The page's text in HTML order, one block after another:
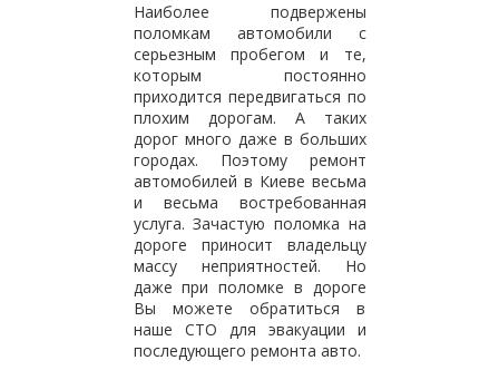
Наиболее подвержены
поломкам автомобили с
серьезным пробегом и те,
которым постоянно
приходится передвигаться по
плохим дорогам. А таких
дорог много даже в больших
городах. Поэтому ремонт
автомобилей в Киеве весьма
и весьма востребованная
услуга. Зачастую поломка на
дороге приносит владельцу
массу неприятностей. Но
даже при поломке в дороге
Вы можете обратиться в
наше СТО для эвакуации и
последующего ремонта авто.